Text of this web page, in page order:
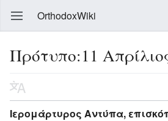
OrthodoxWiki
Πρότυπο:11
Ιερομάρτυρος Αντύπα,